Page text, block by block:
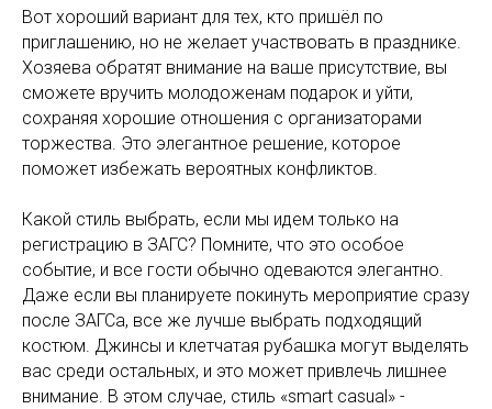
Вот хороший вариант для тех, кто пришёл по
приглашению, но не желает участвовать в празднике.
Хозяева обратят внимание на ваше присутствие, вы
сможете вручить молодоженам подарок и уйти,
сохраняя хорошие отношения с организаторами
торжества. Это элегантное решение, которое
поможет избежать вероятных конфликтов.
Какой стиль выбрать, если мы идем только на
регистрацию в ЗАГС? Помните, что это особое
событие, и все гости обычно одеваются элегантно.
Даже если вы планируете покинуть мероприятие сразу
после ЗАГСа, все же лучше выбрать подходящий
костюм. Джинсы и клетчатая рубашка могут выделять
вас среди остальных, и это может привлечь лишнее
внимание. В этом случае, стиль «smart casual» -